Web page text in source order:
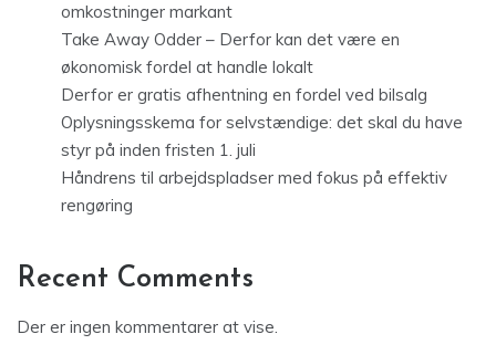
omkostninger markant
Take Away Odder – Derfor kan det være en
økonomisk fordel at handle lokalt
Derfor er gratis afhentning en fordel ved bilsalg
Oplysningsskema for selvstændige: det skal du have
styr på inden fristen 1. juli
Håndrens til arbejdspladser med fokus på effektiv
rengøring
Recent Comments
Der er ingen kommentarer at vise.